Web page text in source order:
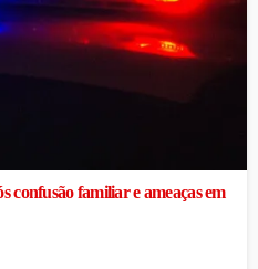
confusão familiar e ameaças em